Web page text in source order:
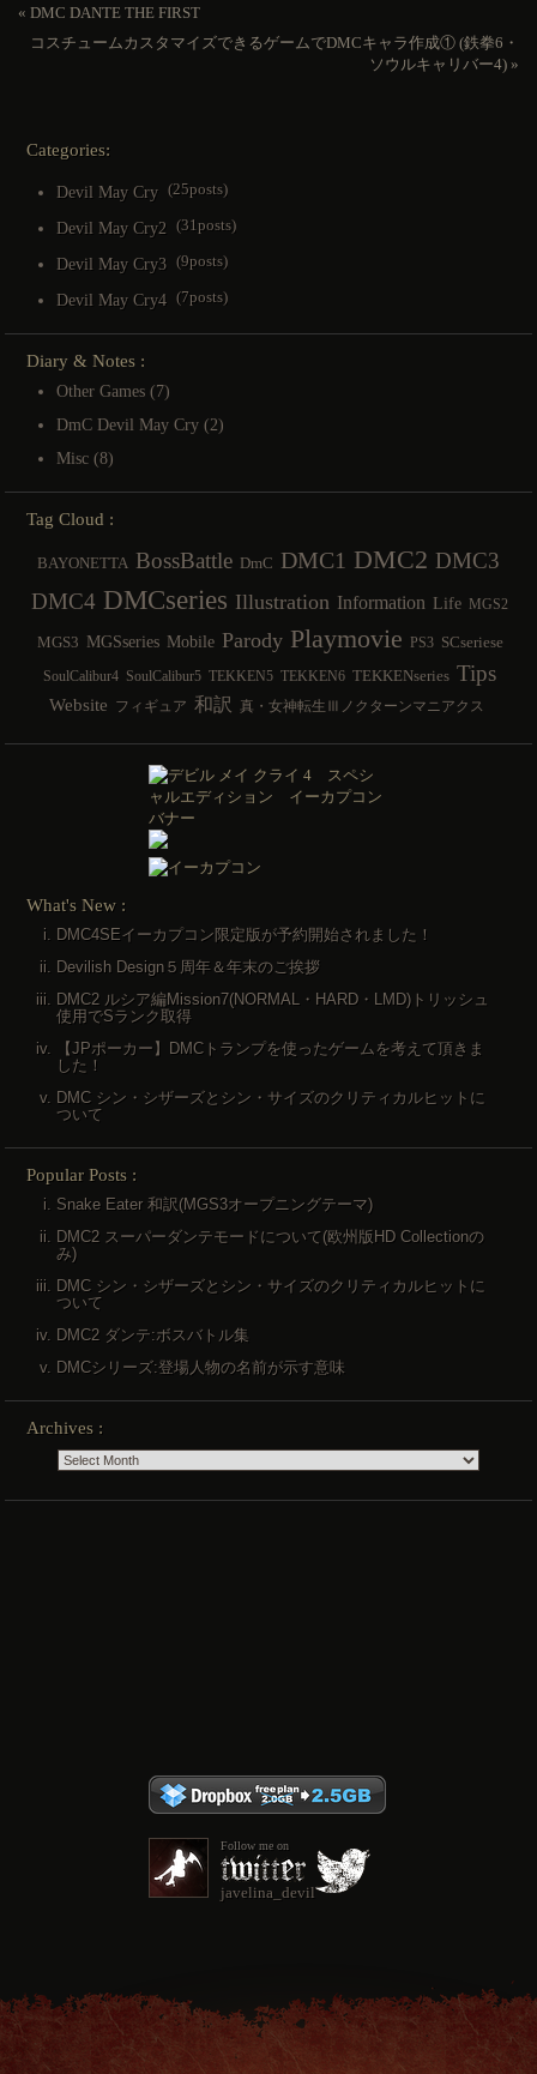
«DMC DANTE THE FIRST
コスチュームカスタマイズできるゲームでDMCキャラ作成① (鉄拳6・
ソウルキャリバー4)»
Categories:
Devil May Cry (25posts)
Devil May Cry2 (31posts)
Devil May Cry3 (9posts)
Devil May Cry4 (7posts)
Diary & Notes :
Other Games (7)
DmC Devil May Cry (2)
Misc (8)
Tag Cloud :
BAYONETTA BossBattle DmC DMC1 DMC2 DMC3
DMC4 DMCseries Illustration Information Life MGS2
MGS3 MGSseries Mobile Parody Playmovie PS3 SCseriese
SoulCalibur4 SoulCalibur5 TEKKEN5 TEKKEN6 TEKKENseries Tips
Website フィギュア 和訳 真・女神転生Ⅲノクターンマニアクス
What's New :
DMC4SEイーカプコン限定版が予約開始されました！
Devilish Design５周年＆年末のご挨拶
DMC2 ルシア編Mission7(NORMAL・HARD・LMD)トリッシュ
使用でSランク取得
【JPポーカー】DMCトランプを使ったゲームを考えて頂きま
した！
DMC シン・シザーズとシン・サイズのクリティカルヒットに
ついて
Popular Posts :
Snake Eater 和訳(MGS3オープニングテーマ)
DMC2 スーパーダンテモードについて(欧州版HD Collectionの
み)
DMC シン・シザーズとシン・サイズのクリティカルヒットに
ついて
DMC2 ダンテ:ボスバトル集
DMCシリーズ:登場人物の名前が示す意味
Archives :
Follow me on
javelina_devil